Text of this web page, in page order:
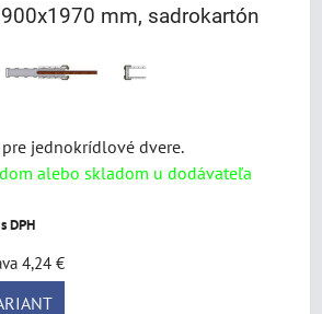
mm, sadrokartón
jednokrídlové dvere.
alebo skladom u dodávateľa
s DPH
4,24 €